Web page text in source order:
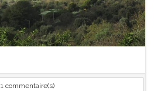
1commentaire(s)